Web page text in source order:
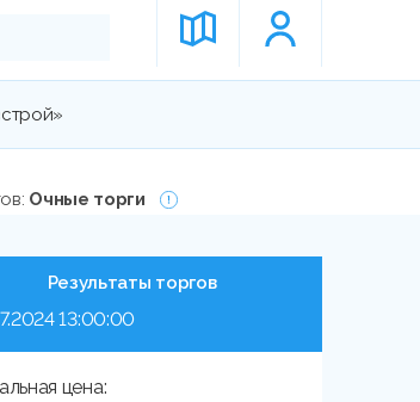
Очные торги
Результаты торгов
13:00:00
цена: